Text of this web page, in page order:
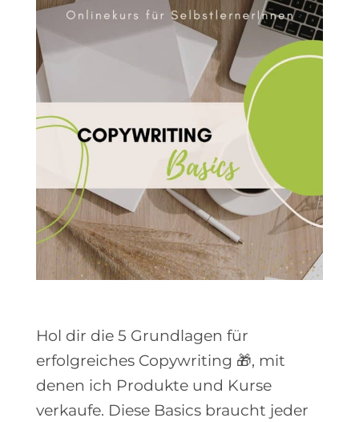
Hol dir die 5 Grundlagen für
erfolgreiches Copywriting 🎁, mit
denen ich Produkte und Kurse
verkaufe. Diese Basics braucht jeder